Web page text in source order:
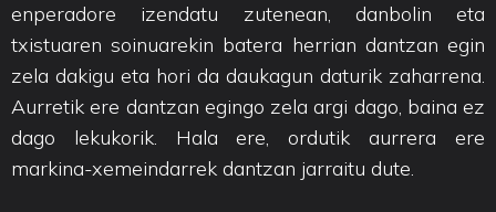
enperadore izendatu zutenean, danbolin eta
txistuaren soinuarekin batera herrian dantzan egin
zela dakigu eta hori da daukagun daturik zaharrena.
Aurretik ere dantzan egingo zela argi dago, baina ez
dago lekukorik. Hala ere, ordutik aurrera ere
markina-xemeindarrek dantzan jarraitu dute.